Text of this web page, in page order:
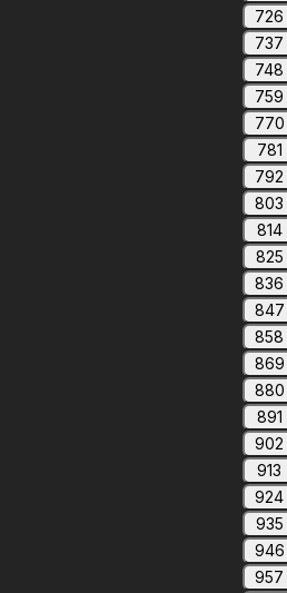
726
737
748
759
770
781
792
803
814
825
836
847
858
869
880
891
902
913
924
935
946
957